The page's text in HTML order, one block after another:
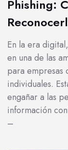
Phishing:
En la era
en una de las
para empresas
individuales.
engañar a las
información
–